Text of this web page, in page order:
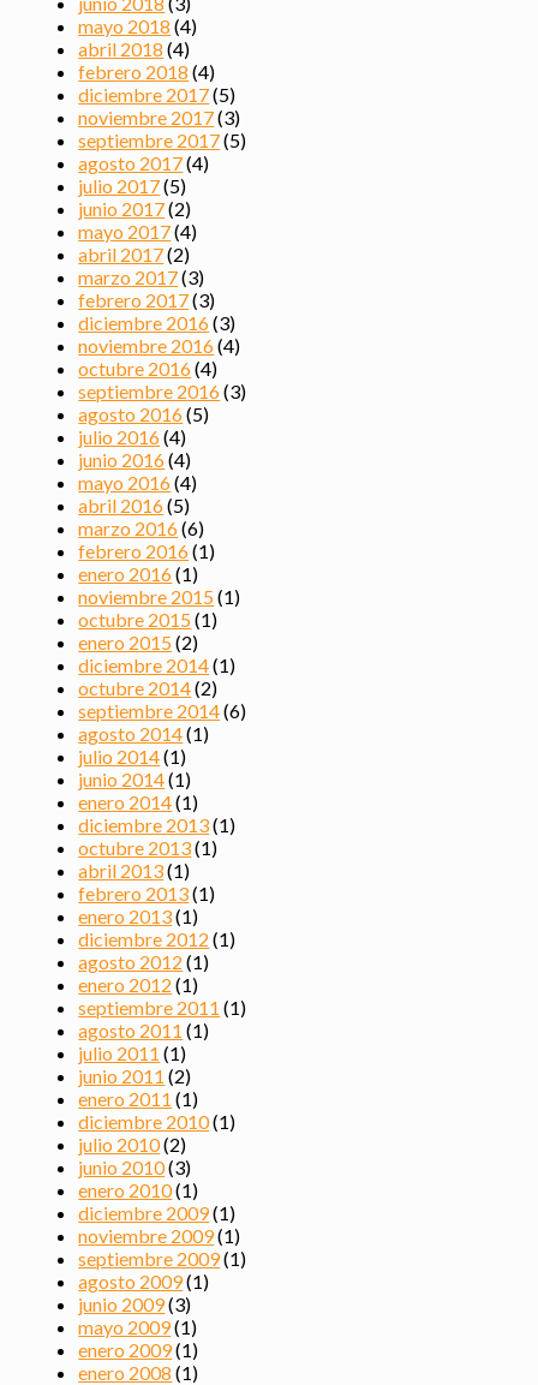
mayo 2018 (4)
abril 2018 (4)
febrero 2018 (4)
diciembre 2017(5)
noviembre 2017(3)
septiembre 2017(5)
agosto 2017(4)
julio 2017(5)
junio 2017(2)
mayo 2017(4)
abril 2017(2)
marzo 2017(3)
febrero 2017(3)
diciembre 2016(3)
noviembre 2016(4)
octubre 2016(4)
septiembre 2016(3)
agosto 2016(5)
julio 2016(4)
junio 2016(4)
mayo 2016(4)
abril 2016(5)
marzo 2016(6)
febrero 2016(1)
enero 2016(1)
noviembre 2015(1)
octubre 2015(1)
enero 2015(2)
diciembre 2014(1)
octubre 2014(2)
septiembre 2014(6)
agosto 2014(1)
julio 2014(1)
junio 2014(1)
enero 2014(1)
diciembre 2013(1)
octubre 2013(1)
abril 2013(1)
febrero 2013(1)
enero 2013(1)
diciembre 2012 (1)
agosto 2012 (1)
enero 2012 (1)
septiembre 2011 (1)
agosto 2011 (1)
julio 2011 (1)
junio 2011 (2)
enero 2011 (1)
diciembre 2010(1)
julio 2010(2)
junio 2010(3)
enero 2010(1)
diciembre 2009(1)
noviembre 2009(1)
septiembre 2009(1)
agosto 2009(1)
junio 2009(3)
mayo 2009(1)
enero 2009(1)
enero 2008 (1)